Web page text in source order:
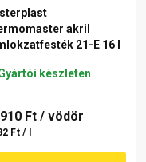
akril
21-E 16 l
készleten
Ft / vödör
Ft / l